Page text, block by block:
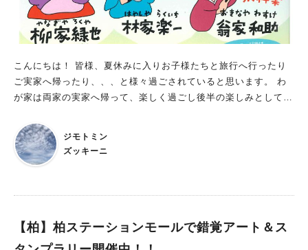
こんにちは！ 皆様、夏休みに入りお子様たちと旅行へ行ったり
ご実家へ帰ったり、、、と様々過ごされていると思います。 わ
が家は両家の実家へ帰って、楽しく過ごし後半の楽しみとして
した！ 柳家禄也さんを始め、有名な方々から本物の伝統芸能を
目の前で体感できるとっても素敵なイベント☆ 体験もあるの
で、今からとっても楽しみ♪ 親子でぜひ参加して欲しいと主催者
いるそうです。 また今年から一茶双樹記念館で『柳家緑也独演
ジモトミン
ズッキーニ
【柏】柏ステーションモールで錯覚アート＆ス